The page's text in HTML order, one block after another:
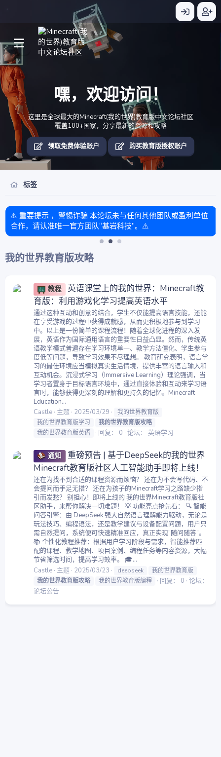
嘿，欢迎访问！
这里是全球最大的Minecraft(我的世界)教育版中文论坛社区
覆盖100+国家，分享最新的资源和攻略
领取免费体验账户 购买教育版授权账户
标签
⚠️ 重要提示 ，警惕诈骗 本论坛未与任何其他团队或盈利单位
合作，请认准唯一官方团队“基岩科技”。⚠️
我的世界教育版攻略
教程
英语课堂上的我的世界：Minecraft教
育版：利用游戏化学习提高英语水平
通过这种互动和创意的结合，学生不仅能提高语言技能，还能
在享受游戏的过程中获得成就感，从而更积极地参与到学习
中。以上是一份简单的课程流程！随着全球化进程的深入发
展，英语作为国际通用语言的重要性日益凸显。然而，传统英
语教学模式普遍存在学习环境单一、教学方法僵化、学生参与
度低等问题，导致学习效果不尽理想。 教育研究表明，语言学
习的最佳环境应当模拟真实生活情境，提供丰富的语言输入和
互动机会。沉浸式学习（Immersive Learning）理论强调，当
学习者置身于目标语言环境中，通过直接体验和互动来学习语
言时，能够获得更深刻的理解和更持久的记忆。Minecraft
Education...
Castle 主题 2025/03/29
我的世界教育版
我的世界教育版学习
我的世界教育版攻略
我的世界教育版英语
回复： 0 论坛： 英语学习
通知
重磅预告 | 基于DeepSeek的我的世界
Minecraft教育版社区人工智能助手即将上线！
还在为找不到合适的课程资源而烦恼？ 还在为不会写代码、不
会提问而手足无措？ 还在为孩子的Minecraft学习之路缺少指
引而发愁？ 别担心！即将上线的 我的世界Minecraft教育版社
区助手，来帮你解决一切难题！ 💡 功能亮点抢先看： 🔍 智能
问答引擎：由 DeepSeek 强大自然语言理解能力驱动，无论是
玩法技巧、编程语法，还是教学建议与设备配置问题，用户只
需自然提问，系统便可快速精准回应，真正实现“随问随答”。
📚 个性化教程推荐：根据用户学习阶段与需求，智能推荐匹
配的课程、教学地图、项目案例、编程任务等内容资源，大幅
节省筛选时间，提高学习效率。 🎓...
Castle 主题 2025/03/23 deepseek
我的世界教育版
我的世界教育版攻略
我的世界教育版编程 回复： 0 论坛：
论坛公告